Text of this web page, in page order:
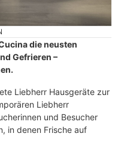
die neusten
Gefrieren –
Liebherr Hausgeräte zur
Liebherr
und Besucher
in denen Frische auf